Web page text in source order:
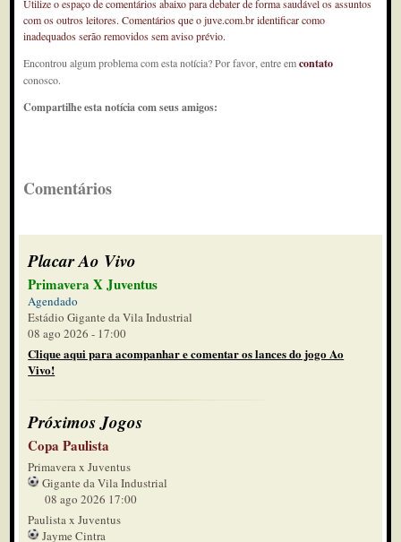
Utilize o espaço de comentários abaixo para debater de forma saudável os assuntos
com os outros leitores. Comentários que o juve.com.br identificar como
inadequados serão removidos sem aviso prévio.
Encontrou algum problema com esta notícia? Por favor, entre emcontato
conosco.
Compartilhe esta notícia com seus amigos:
Comentários
Placar Ao Vivo
Primavera X Juventus
Agendado
Estádio Gigante da Vila Industrial
08 ago 2026 - 17:00
Clique aqui para acompanhar e comentar os lances do jogo Ao
Vivo!
Próximos Jogos
Copa Paulista
Primavera x Juventus
Gigante da Vila Industrial
08 ago 2026 17:00
Paulista x Juventus
Jayme Cintra